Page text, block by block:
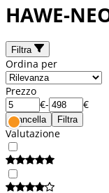
HAWE-
Filtra
Ordina per
Prezzo
€- €
Cancella Filtra
Valutazione